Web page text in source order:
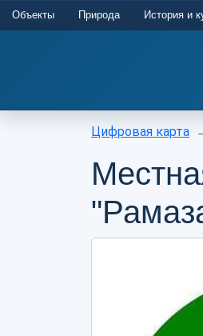
Объекты Природа История и
Цифровая карта